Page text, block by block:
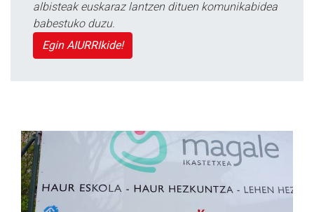
albisteak euskaraz lantzen dituen komunikabidea
babestuko duzu.
Egin AIURRIkide!